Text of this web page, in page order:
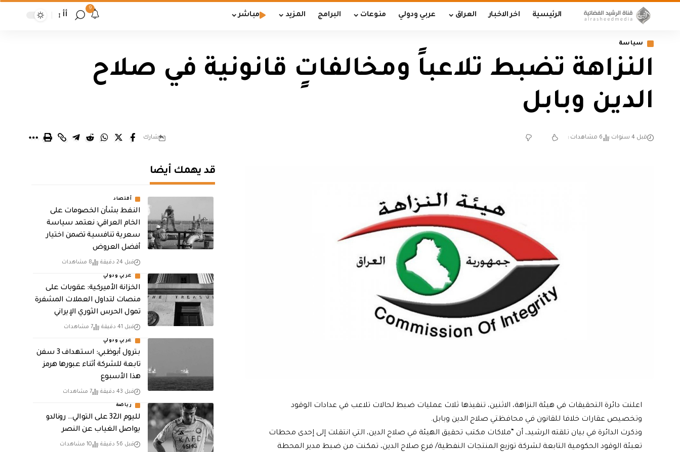
الرئيسية اخر الاخبار العراق عربي ودولي منوعات البرامج المزيد مباشر
9
أأ
سياسة
النزاهة تضبط تلاعباً ومخالفاتٍ قانونية في صلاح
الدين وبابل
قبل 4 سنوات 6 مشاهدات شارك
اعلنت دائرة التحقيقات في هيئة النزاهة، الاثنين، تنفيذها ثلاث عمليات ضبط لحالات تلاعب في عدادات الوقود
وتخصيص عقارات خلافا للقانون في محافظتي صلاح الدين وبابل.
وذكرت الدائرة في بيان تلقته الرشيد، أن “ملاكات مكتب تحقيق الهيئة في صلاح الدين، التي انتقلت إلى إحدى محطات
تعبئة الوقود الحكومية التابعة لشركة توزيع المنتجات النفطية/ فرع صلاح الدين، تمكنت من ضبط مدير المحطة
قد يهمك أيضا
أقتصاد
النفط بشأن الخصومات على
الخام العراقي: نعتمد سياسة
سعرية تنافسية تضمن اختيار
أفضل العروض
قبل 24 دقيقة 8 مشاهدات
عربي ودولي
الخزانة الأميركية: عقوبات على
منصات لتداول العملات المشفرة
تمول الحرس الثوري الإيراني
قبل 41 دقيقة 7 مشاهدات
عربي ودولي
بترول أبوظبي: استهداف 3 سفن
تابعة للشركة أثناء عبورها هرمز
هذا الأسبوع
قبل 43 دقيقة 7 مشاهدات
رياضة
لليوم الـ32 على التوالي.. رونالدو
يواصل الغياب عن النصر
قبل 56 دقيقة 10 مشاهدات